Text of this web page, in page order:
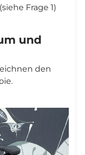
Frage 1)
und
den